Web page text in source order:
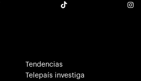
Tendencias
Telepaís investiga